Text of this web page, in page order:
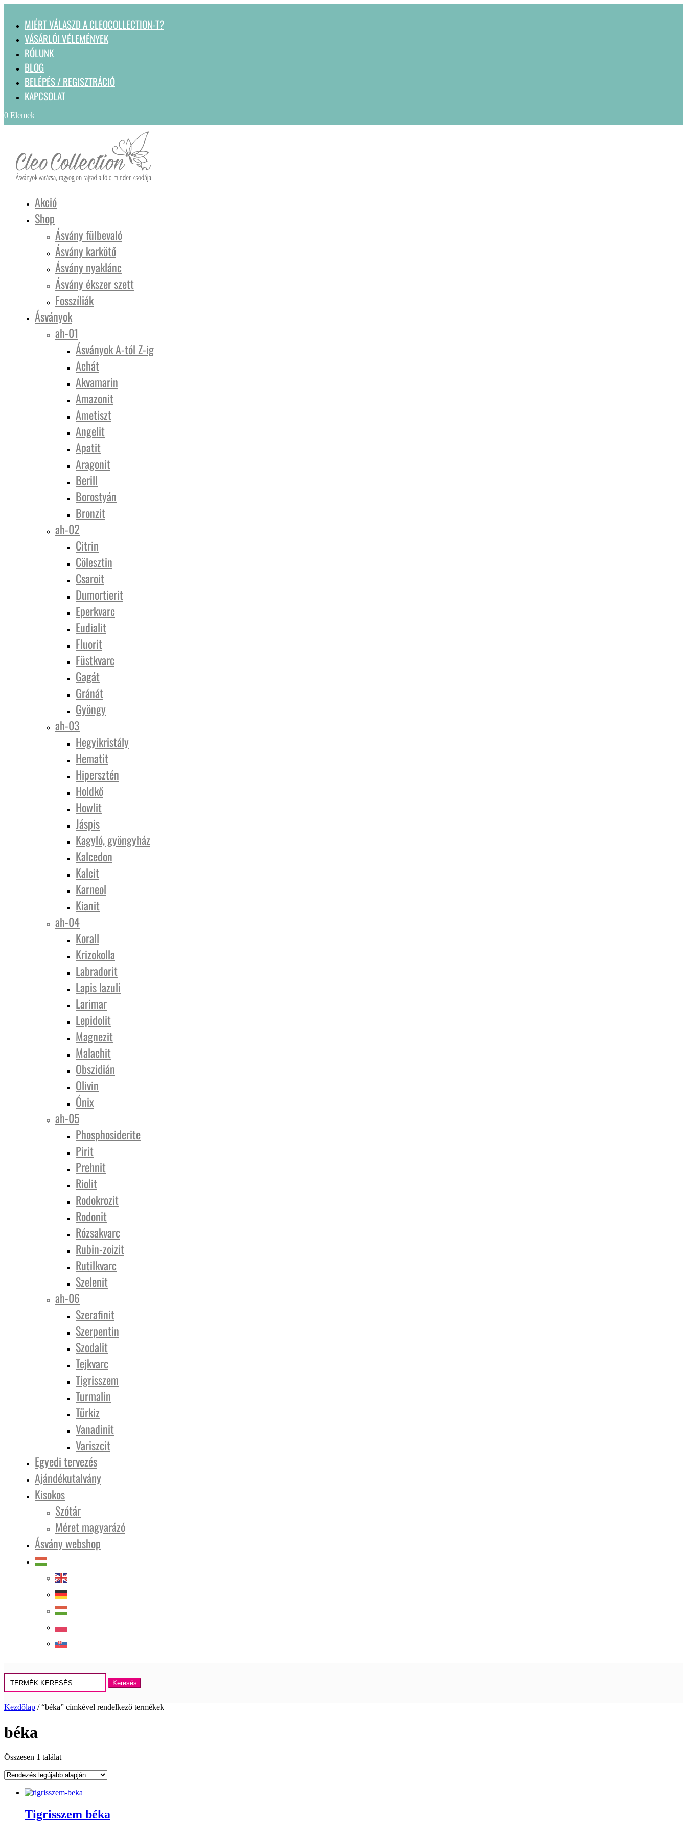
MIÉRT VÁLASZD A CLEOCOLLECTION-T?
VÁSÁRLÓI VÉLEMÉNYEK
RÓLUNK
BLOG
BELÉPÉS / REGISZTRÁCIÓ
KAPCSOLAT
0 Elemek
Akció
Shop
Ásvány fülbevaló
Ásvány karkötő
Ásvány nyaklánc
Ásvány ékszer szett
Fosszíliák
Ásványok
ah-01
Ásványok A-tól Z-ig
Achát
Akvamarin
Amazonit
Ametiszt
Angelit
Apatit
Aragonit
Berill
Borostyán
Bronzit
ah-02
Citrin
Cölesztin
Csaroit
Dumortierit
Eperkvarc
Eudialit
Fluorit
Füstkvarc
Gagát
Gránát
Gyöngy
ah-03
Hegyikristály
Hematit
Hipersztén
Holdkő
Howlit
Jáspis
Kagyló, gyöngyház
Kalcedon
Kalcit
Karneol
Kianit
ah-04
Korall
Krizokolla
Labradorit
Lapis lazuli
Larimar
Lepidolit
Magnezit
Malachit
Obszidián
Olivin
Ónix
ah-05
Phosphosiderite
Pirit
Prehnit
Riolit
Rodokrozit
Rodonit
Rózsakvarc
Rubin-zoizit
Rutilkvarc
Szelenit
ah-06
Szerafinit
Szerpentin
Szodalit
Tejkvarc
Tigrisszem
Turmalin
Türkiz
Vanadinit
Variszcit
Egyedi tervezés
Ajándékutalvány
Kisokos
Szótár
Méret magyarázó
Ásvány webshop
Keresés
erre:
Kezdőlap / “béka” címkével rendelkező termékek
béka
Összesen 1 találat
Tigrisszem béka